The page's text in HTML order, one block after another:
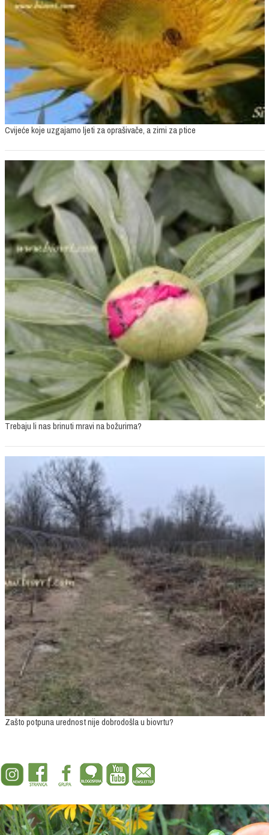
Cvijeće koje uzgajamo ljeti za oprašivače, a zimi za ptice
Trebaju li nas brinuti mravi na božurima?
Zašto potpuna urednost nije dobrodošla u biovrtu?